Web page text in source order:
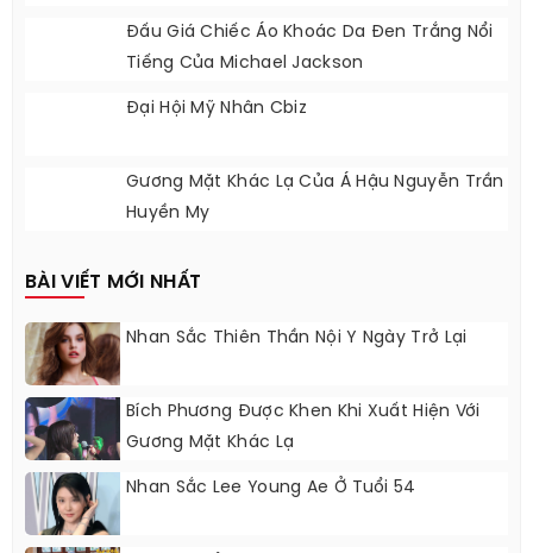
Đấu Giá Chiếc Áo Khoác Da Đen Trắng Nổi
Tiếng Của Michael Jackson
Đại Hội Mỹ Nhân Cbiz
Gương Mặt Khác Lạ Của Á Hậu Nguyễn Trần
Huyền My
BÀI VIẾT MỚI NHẤT
Nhan Sắc Thiên Thần Nội Y Ngày Trở Lại
Bích Phương Được Khen Khi Xuất Hiện Với
Gương Mặt Khác Lạ
Nhan Sắc Lee Young Ae Ở Tuổi 54